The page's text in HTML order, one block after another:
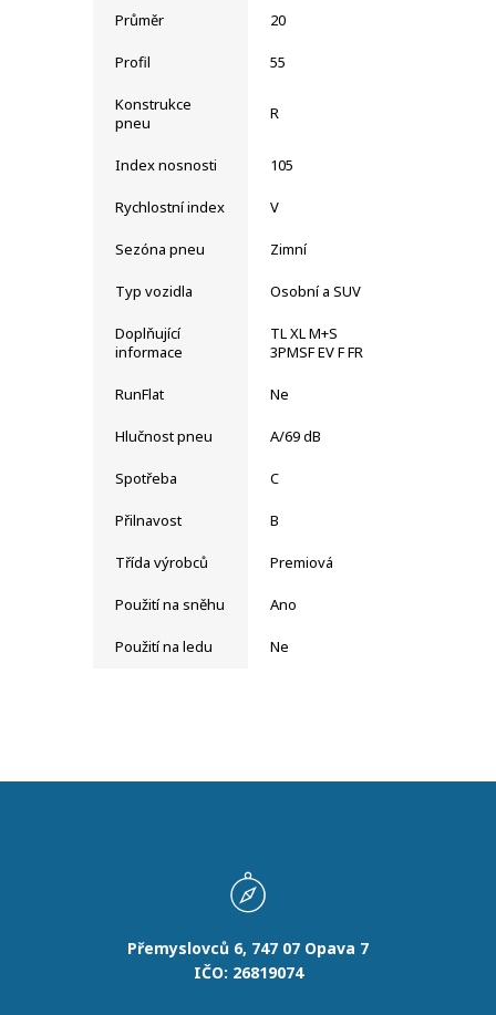
Průměr 20
Profil 55
Konstrukce
pneu
R
Index nosnosti 105
Rychlostní index V
Sezóna pneu Zimní
Typ vozidla Osobní a SUV
Doplňující
informace
TL XL M+S
3PMSF EV F FR
RunFlat Ne
Hlučnost pneu A/69 dB
Spotřeba C
Přilnavost B
Třída výrobců Premiová
Použití na sněhu Ano
Použití na ledu Ne
Přemyslovců 6, 747 07 Opava 7
IČO: 26819074